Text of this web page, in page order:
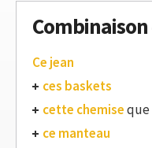
Combinaison
Ce jean
ces baskets
cette chemiseque
ce manteau